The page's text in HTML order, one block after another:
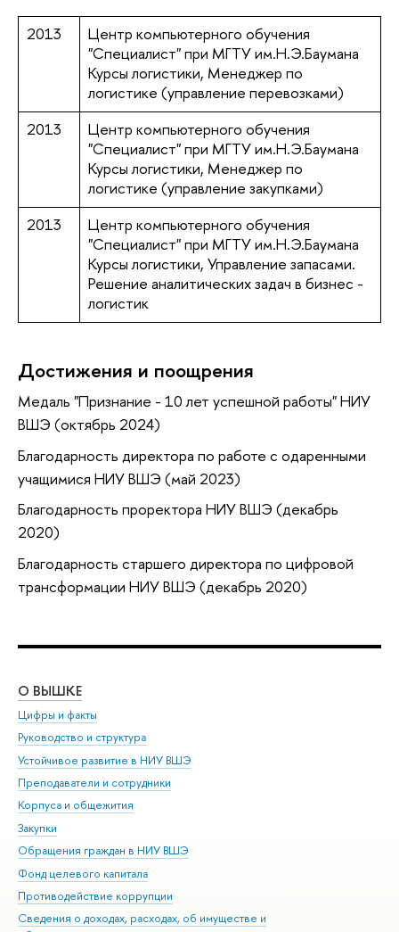
2013
Центр компьютерного обучения
"Специалист" при МГТУ им.Н.Э.Баумана
Курсы логистики, Менеджер по
логистике (управление перевозками)
2013
Центр компьютерного обучения
"Специалист" при МГТУ им.Н.Э.Баумана
Курсы логистики, Менеджер по
логистике (управление закупками)
2013
Центр компьютерного обучения
"Специалист" при МГТУ им.Н.Э.Баумана
Курсы логистики, Управление запасами.
Решение аналитических задач в бизнес -
логистик
Достижения и поощрения
Медаль "Признание - 10 лет успешной работы" НИУ
ВШЭ (октябрь 2024)
Благодарность директора по работе с одаренными
учащимися НИУ ВШЭ (май 2023)
Благодарность проректора НИУ ВШЭ (декабрь
2020)
Благодарность старшего директора по цифровой
трансформации НИУ ВШЭ (декабрь 2020)
О ВЫШКЕ
Цифры и факты
Руководство и структура
Устойчивое развитие в НИУ ВШЭ
Преподаватели и сотрудники
Корпуса и общежития
Закупки
Обращения граждан в НИУ ВШЭ
Фонд целевого капитала
Противодействие коррупции
Сведения о доходах, расходах, об имуществе и